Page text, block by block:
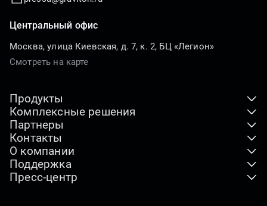
Центральный офис
Москва, улица Киевская, д. 7, к. 2, БЦ «Легион»
Смотреть на карте
Продукты
Клиентские устройства
Серверы и хранение данных
Индустриальные решения
Отраслевые решения
Комплексные решения
ПАК
Партнеры
Где купить
Дистрибьюторы
Технологические партнеры
Партнерская программа
Контакты
Адреса офисов
Реквизиты компании
По вопросам СМИ
О компании
Наша миссия
Видео о компании
Поддержка
Горячая линия
Пресс-центр